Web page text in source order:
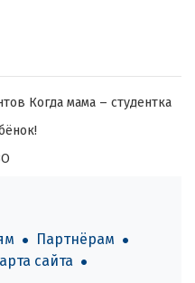
Когда мама – студентка
Партнёрам
сайта